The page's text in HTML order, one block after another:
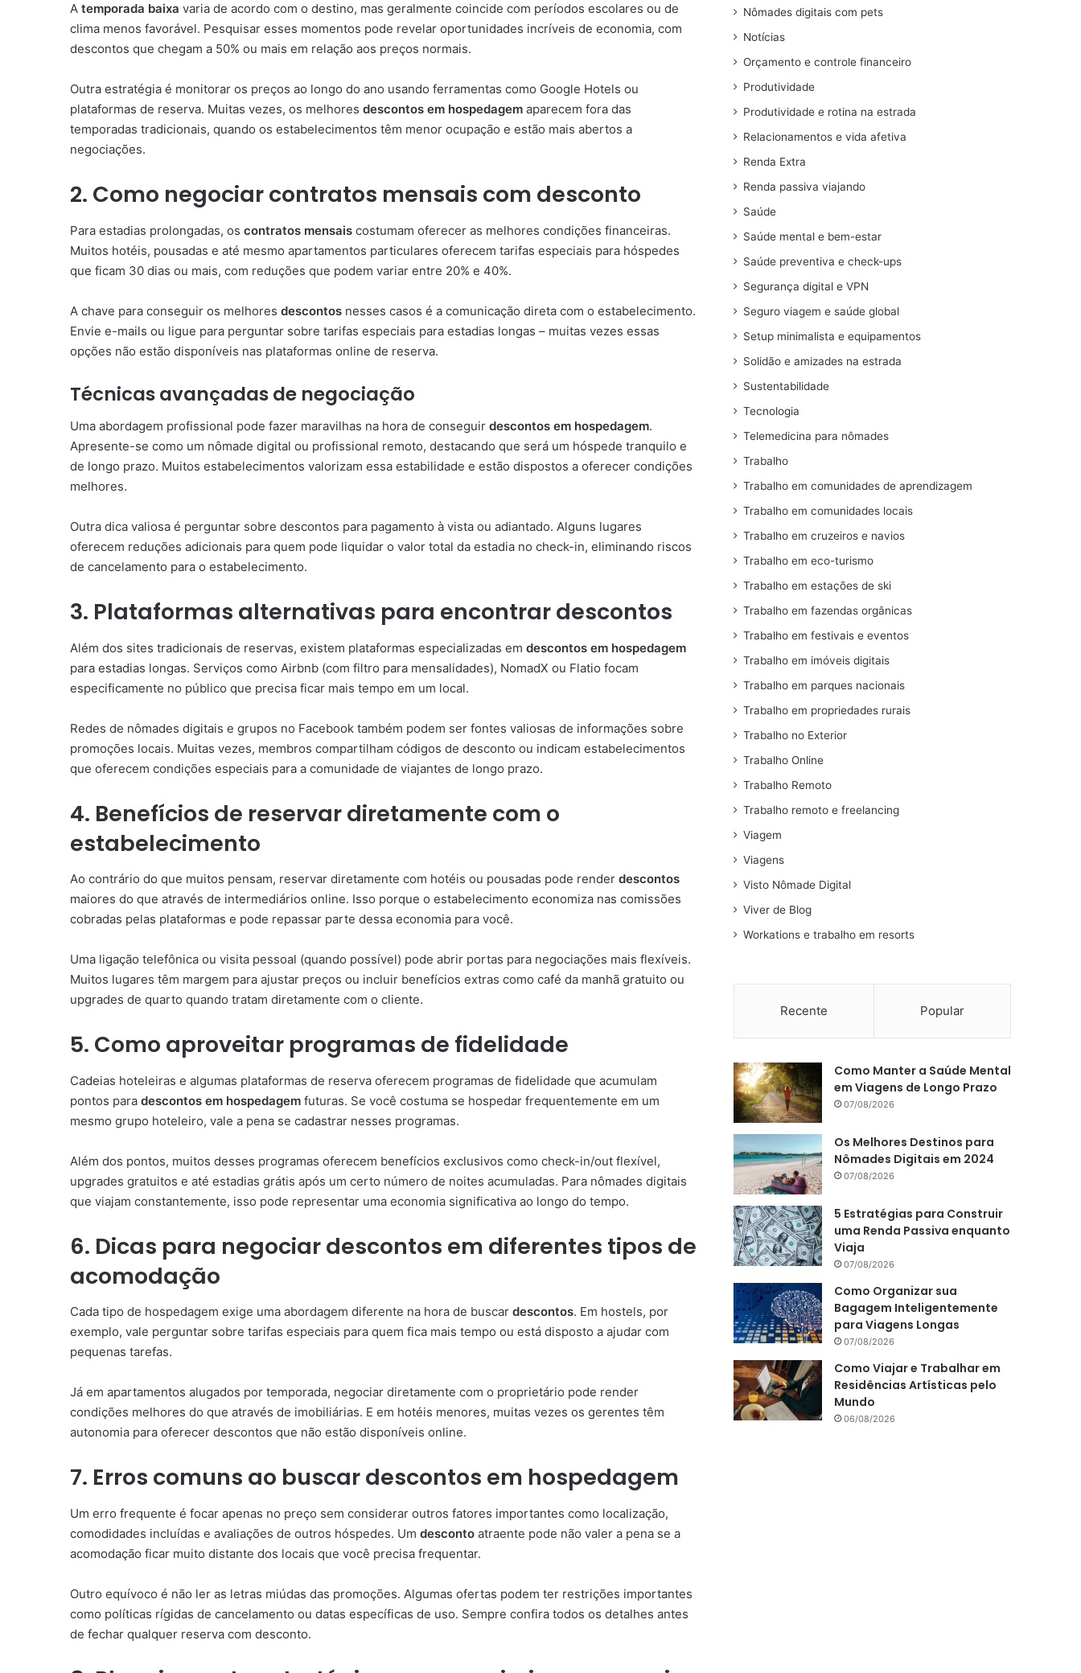
A temporada baixa varia de acordo com o destino, mas geralmente coincide com períodos escolares ou de
clima menos favorável. Pesquisar esses momentos pode revelar oportunidades incríveis de economia, com
descontos que chegam a 50% ou mais em relação aos preços normais.
Outra estratégia é monitorar os preços ao longo do ano usando ferramentas como Google Hotels ou
plataformas de reserva. Muitas vezes, os melhores descontos em hospedagem aparecem fora das
temporadas tradicionais, quando os estabelecimentos têm menor ocupação e estão mais abertos a
negociações.
2. Como negociar contratos mensais com desconto
Para estadias prolongadas, os contratos mensais costumam oferecer as melhores condições financeiras.
Muitos hotéis, pousadas e até mesmo apartamentos particulares oferecem tarifas especiais para hóspedes
que ficam 30 dias ou mais, com reduções que podem variar entre 20% e 40%.
A chave para conseguir os melhores descontos nesses casos é a comunicação direta com o estabelecimento.
Envie e-mails ou ligue para perguntar sobre tarifas especiais para estadias longas – muitas vezes essas
opções não estão disponíveis nas plataformas online de reserva.
Técnicas avançadas de negociação
Uma abordagem profissional pode fazer maravilhas na hora de conseguir descontos em hospedagem.
Apresente-se como um nômade digital ou profissional remoto, destacando que será um hóspede tranquilo e
de longo prazo. Muitos estabelecimentos valorizam essa estabilidade e estão dispostos a oferecer condições
melhores.
Outra dica valiosa é perguntar sobre descontos para pagamento à vista ou adiantado. Alguns lugares
oferecem reduções adicionais para quem pode liquidar o valor total da estadia no check-in, eliminando riscos
de cancelamento para o estabelecimento.
3. Plataformas alternativas para encontrar descontos
Além dos sites tradicionais de reservas, existem plataformas especializadas em descontos em hospedagem
para estadias longas. Serviços como Airbnb (com filtro para mensalidades), NomadX ou Flatio focam
especificamente no público que precisa ficar mais tempo em um local.
Redes de nômades digitais e grupos no Facebook também podem ser fontes valiosas de informações sobre
promoções locais. Muitas vezes, membros compartilham códigos de desconto ou indicam estabelecimentos
que oferecem condições especiais para a comunidade de viajantes de longo prazo.
4. Benefícios de reservar diretamente com o
estabelecimento
Ao contrário do que muitos pensam, reservar diretamente com hotéis ou pousadas pode render descontos
maiores do que através de intermediários online. Isso porque o estabelecimento economiza nas comissões
cobradas pelas plataformas e pode repassar parte dessa economia para você.
Uma ligação telefônica ou visita pessoal (quando possível) pode abrir portas para negociações mais flexíveis.
Muitos lugares têm margem para ajustar preços ou incluir benefícios extras como café da manhã gratuito ou
upgrades de quarto quando tratam diretamente com o cliente.
5. Como aproveitar programas de fidelidade
Cadeias hoteleiras e algumas plataformas de reserva oferecem programas de fidelidade que acumulam
pontos para descontos em hospedagem futuras. Se você costuma se hospedar frequentemente em um
mesmo grupo hoteleiro, vale a pena se cadastrar nesses programas.
Além dos pontos, muitos desses programas oferecem benefícios exclusivos como check-in/out flexível,
upgrades gratuitos e até estadias grátis após um certo número de noites acumuladas. Para nômades digitais
que viajam constantemente, isso pode representar uma economia significativa ao longo do tempo.
6. Dicas para negociar descontos em diferentes tipos de
acomodação
Cada tipo de hospedagem exige uma abordagem diferente na hora de buscar descontos. Em hostels, por
exemplo, vale perguntar sobre tarifas especiais para quem fica mais tempo ou está disposto a ajudar com
pequenas tarefas.
Já em apartamentos alugados por temporada, negociar diretamente com o proprietário pode render
condições melhores do que através de imobiliárias. E em hotéis menores, muitas vezes os gerentes têm
autonomia para oferecer descontos que não estão disponíveis online.
7. Erros comuns ao buscar descontos em hospedagem
Um erro frequente é focar apenas no preço sem considerar outros fatores importantes como localização,
comodidades incluídas e avaliações de outros hóspedes. Um desconto atraente pode não valer a pena se a
acomodação ficar muito distante dos locais que você precisa frequentar.
Outro equívoco é não ler as letras miúdas das promoções. Algumas ofertas podem ter restrições importantes
como políticas rígidas de cancelamento ou datas específicas de uso. Sempre confira todos os detalhes antes
de fechar qualquer reserva com desconto.
Nômades digitais com pets
Notícias
Orçamento e controle financeiro
Produtividade
Produtividade e rotina na estrada
Relacionamentos e vida afetiva
Renda Extra
Renda passiva viajando
Saúde
Saúde mental e bem-estar
Saúde preventiva e check-ups
Segurança digital e VPN
Seguro viagem e saúde global
Setup minimalista e equipamentos
Solidão e amizades na estrada
Sustentabilidade
Tecnologia
Telemedicina para nômades
Trabalho
Trabalho em comunidades de aprendizagem
Trabalho em comunidades locais
Trabalho em cruzeiros e navios
Trabalho em eco-turismo
Trabalho em estações de ski
Trabalho em fazendas orgânicas
Trabalho em festivais e eventos
Trabalho em imóveis digitais
Trabalho em parques nacionais
Trabalho em propriedades rurais
Trabalho no Exterior
Trabalho Online
Trabalho Remoto
Trabalho remoto e freelancing
Viagem
Viagens
Visto Nômade Digital
Viver de Blog
Workations e trabalho em resorts
Recente Popular
Como Manter a Saúde Mental
em Viagens de Longo Prazo
07/08/2026
Os Melhores Destinos para
Nômades Digitais em 2024
07/08/2026
5 Estratégias para Construir
uma Renda Passiva enquanto
Viaja
07/08/2026
Como Organizar sua
Bagagem Inteligentemente
para Viagens Longas
07/08/2026
Como Viajar e Trabalhar em
Residências Artísticas pelo
Mundo
06/08/2026